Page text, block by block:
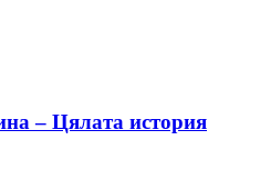
– Цялата история